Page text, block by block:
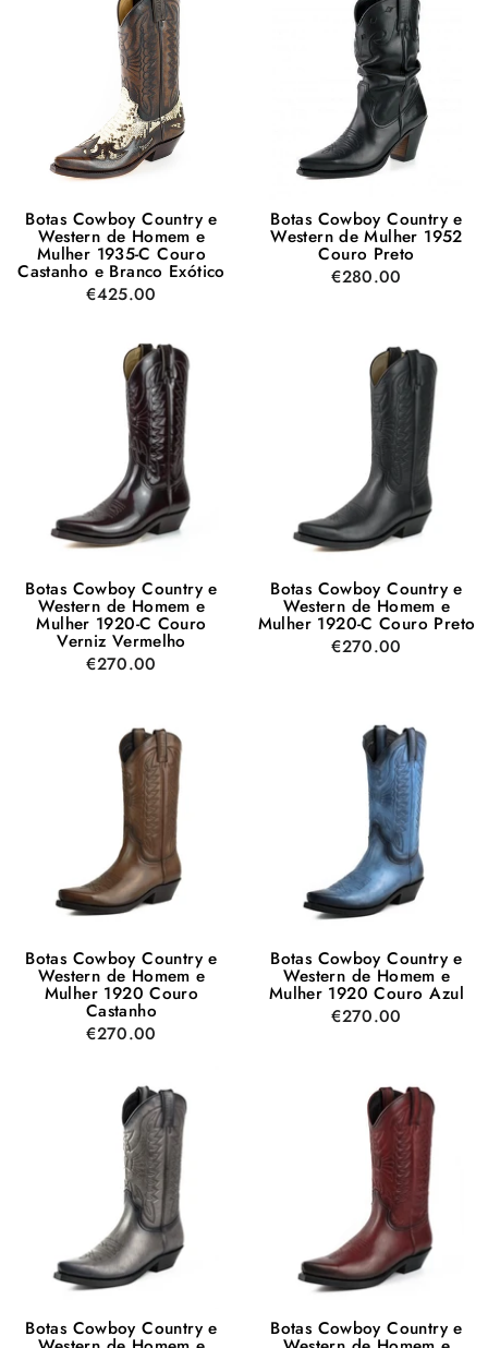
Botas Cowboy Country e
Western de Homem e
Mulher 1935-C Couro
Castanho e Branco Exótico
€425.00
Botas Cowboy Country e
Western de Mulher 1952
Couro Preto
€280.00
Botas Cowboy Country e
Western de Homem e
Mulher 1920-C Couro
Verniz Vermelho
€270.00
Botas Cowboy Country e
Western de Homem e
Mulher 1920-C Couro Preto
€270.00
Botas Cowboy Country e
Western de Homem e
Mulher 1920 Couro
Castanho
€270.00
Botas Cowboy Country e
Western de Homem e
Mulher 1920 Couro Azul
€270.00
Botas Cowboy Country e Botas Cowboy Country e